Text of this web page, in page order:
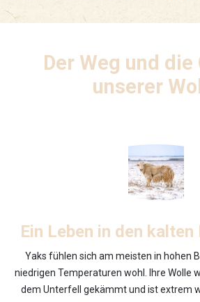
Der Weg und
unserer
Ein Leben in den kalten
Yaks fühlen sich am meisten in hohen
niedrigen Temperaturen wohl. Ihre Wolle
dem Unterfell gekämmt und ist extrem